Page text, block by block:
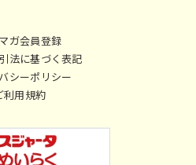
ガ会員登録
法に基づく表記
シーポリシー
利用規約